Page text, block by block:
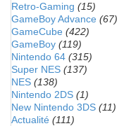
Retro-Gaming (15)
GameBoy Advance (67)
GameCube (422)
GameBoy (119)
Nintendo 64 (315)
Super NES (137)
NES (138)
Nintendo 2DS (1)
New Nintendo 3DS (11)
Actualité (111)